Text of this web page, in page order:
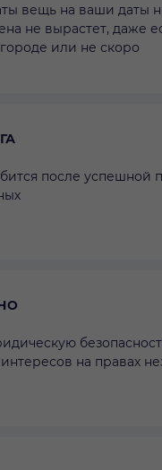
вещь на ваши даты
не вырастет, даже
или не скоро
после успешной
на правах